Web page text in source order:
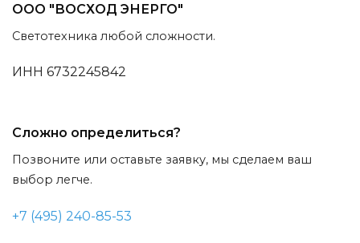
ООО "ВОСХОД ЭНЕРГО"
Светотехника любой сложности.
ИНН 6732245842
Сложно определиться?
Позвоните или оставьте заявку, мы сделаем ваш
выбор легче.
+7 (495) 240-85-53